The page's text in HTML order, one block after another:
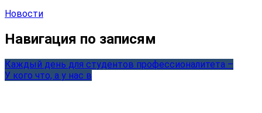
Новости
Навигация по записям
Каждый день для студентов профессионалитета –
У кого что, а у нас в